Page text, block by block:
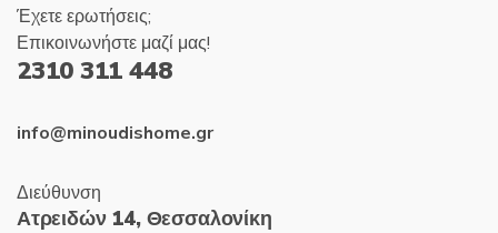
Έχετε ερωτήσεις;
Επικοινωνήστε μαζί μας!
2310 311 448
info@minoudishome.gr
Διεύθυνση
Ατρειδών 14, Θεσσαλονίκη